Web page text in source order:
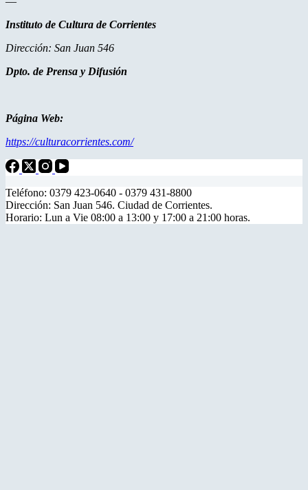
Instituto de Cultura de Corrientes
Dirección: San Juan 546
Dpto. de Prensa y Difusión
Página Web:
https://culturacorrientes.com/
Teléfono: 0379 423-0640 - 0379 431-8800
Dirección: San Juan 546. Ciudad de Corrientes.
Horario: Lun a Vie 08:00 a 13:00 y 17:00 a 21:00 horas.